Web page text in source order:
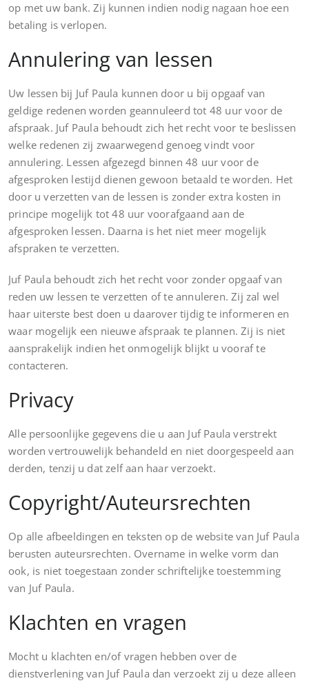
op met uw bank. Zij kunnen indien nodig nagaan hoe een
betaling is verlopen.
Annulering van lessen
Uw lessen bij Juf Paula kunnen door u bij opgaaf van
geldige redenen worden geannuleerd tot 48 uur voor de
afspraak. Juf Paula behoudt zich het recht voor te beslissen
welke redenen zij zwaarwegend genoeg vindt voor
annulering. Lessen afgezegd binnen 48 uur voor de
afgesproken lestijd dienen gewoon betaald te worden. Het
door u verzetten van de lessen is zonder extra kosten in
principe mogelijk tot 48 uur voorafgaand aan de
afgesproken lessen. Daarna is het niet meer mogelijk
afspraken te verzetten.
Juf Paula behoudt zich het recht voor zonder opgaaf van
reden uw lessen te verzetten of te annuleren. Zij zal wel
haar uiterste best doen u daarover tijdig te informeren en
waar mogelijk een nieuwe afspraak te plannen. Zij is niet
aansprakelijk indien het onmogelijk blijkt u vooraf te
contacteren.
Privacy
Alle persoonlijke gegevens die u aan Juf Paula verstrekt
worden vertrouwelijk behandeld en niet doorgespeeld aan
derden, tenzij u dat zelf aan haar verzoekt.
Copyright/Auteursrechten
Op alle afbeeldingen en teksten op de website van Juf Paula
berusten auteursrechten. Overname in welke vorm dan
ook, is niet toegestaan zonder schriftelijke toestemming
van Juf Paula.
Klachten en vragen
Mocht u klachten en/of vragen hebben over de
dienstverlening van Juf Paula dan verzoekt zij u deze alleen